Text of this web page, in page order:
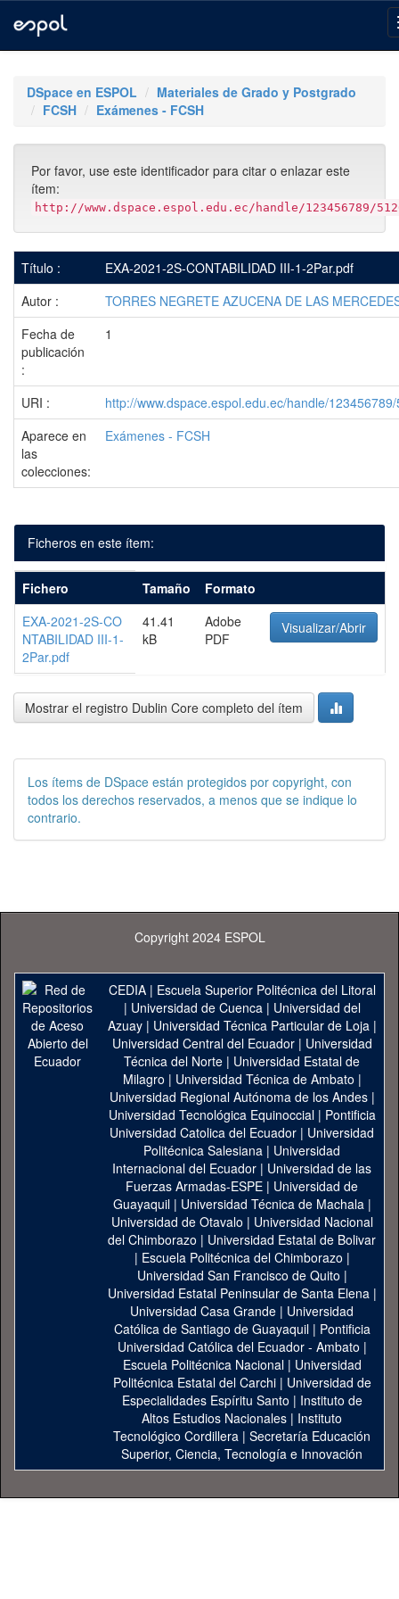
navigationDSpace en ESPOL
Materiales de Grado y Postgrado
FCSH
Exámenes - FCSH
Por favor, use este identificador para citar o enlazar este
ítem:
http://www.dspace.espol.edu.ec/handle/123456789/
Título :
EXA-2021-2S-CONTABILIDAD III-1-2Par.pdf
Autor :
TORRES NEGRETE AZUCENA DE LAS
Fecha de
publicación
:
1
URI :
http://www.dspace.espol.edu.ec/handle/
Aparece en
las
colecciones:
Exámenes - FCSH
Ficheros en este ítem:
Fichero Tamaño
Formato
EXA-2021-2S-CO
NTABILIDAD III-1-
2Par.pdf
41.41
kB
Adobe
PDF
Visualizar/Abrir
Mostrar el registro Dublin Core completo del ítem
Los ítems de DSpace están protegidos por copyright, con
todos los derechos reservados, a menos que se indique lo
contrario.
Copyright 2024 ESPOL
CEDIA| Escuela Superior Politécnica del Litoral
| Universidad de Cuenca| Universidad del
Azuay| Universidad Técnica Particular de Loja|
Universidad Central del Ecuador| Universidad
Técnica del Norte | Universidad Estatal de
Milagro | Universidad Técnica de Ambato |
Universidad Regional Autónoma de los Andes|
Universidad Tecnológica Equinoccial| Pontificia
Universidad Catolica del Ecuador | Universidad
Politécnica Salesiana | Universidad
Internacional del Ecuador | Universidad de las
Fuerzas Armadas-ESPE | Universidad de
Guayaquil| Universidad Técnica de Machala|
Universidad de Otavalo | Universidad Nacional
del Chimborazo | Universidad Estatal de Bolivar
| Escuela Politécnica del Chimborazo |
Universidad San Francisco de Quito |
Universidad Estatal Peninsular de Santa Elena|
Universidad Casa Grande | Universidad
Católica de Santiago de Guayaquil| Pontificia
Universidad Católica del Ecuador - Ambato |
Escuela Politécnica Nacional| Universidad
Politécnica Estatal del Carchi| Universidad de
Especialidades Espíritu Santo | Instituto de
Altos Estudios Nacionales | Instituto
Tecnológico Cordillera | Secretaría Educación
Superior, Ciencia, Tecnología e Innovación